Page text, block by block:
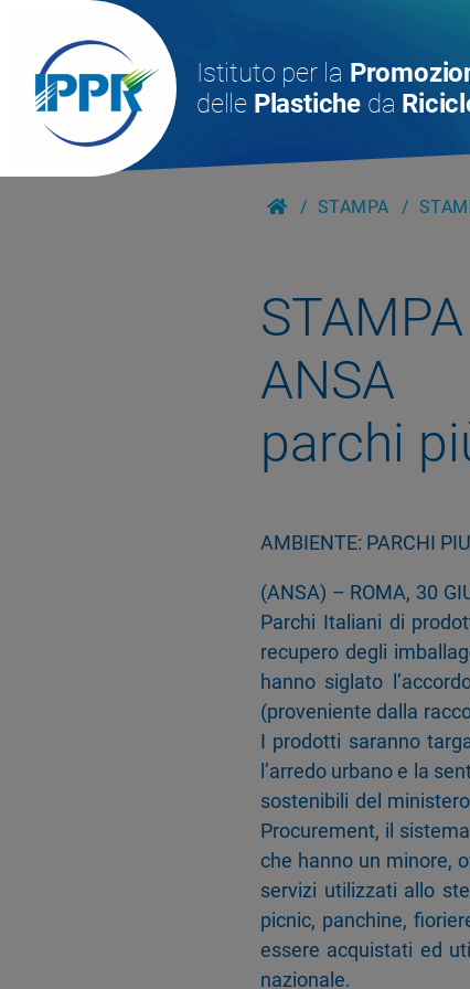
Istituto per la
delle Plastiche da
STAMPA
STAMPA
ANSA
parchi
AMBIENTE: PARCHI
(ANSA) – ROMA, 30
Parchi Italiani di
recupero degli
hanno siglato
(proveniente dalla
I prodotti saranno
l’arredo urbano e la
sostenibili del
Procurement, il
che hanno un minore,
servizi utilizzati allo
picnic, panchine,
essere acquistati ed
nazionale.